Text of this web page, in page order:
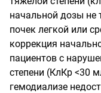
начальной дозы не
почек легкой или
коррекция
пациентов с
степени (КлКр <30
гемодиализе